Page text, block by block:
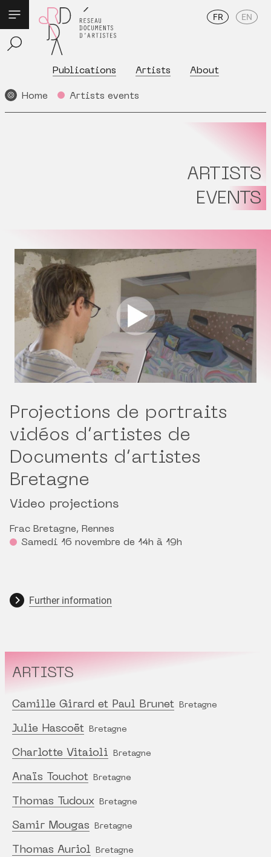
Publications Artists About
FR EN
Home Artists events
ARTISTS
EVENTS
Projections de portraits
vidéos d’artistes de
Documents d’artistes
Bretagne
Video projections
Frac Bretagne, Rennes
Samedi 16 novembre de 14h à 19h
Further information
ARTISTS
Camille Girard et Paul Brunet Bretagne
Julie Hascoët Bretagne
Charlotte Vitaioli Bretagne
Anaïs Touchot Bretagne
Thomas Tudoux Bretagne
Samir Mougas Bretagne
Thomas Auriol Bretagne